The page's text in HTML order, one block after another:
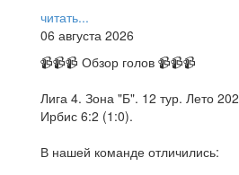
читать...
06 августа 2026
📹📹📹 Обзор голов 📹📹📹
Лига 4. Зона "Б". 12 тур. Лето
Ирбис 6:2 (1:0).
В нашей команде отличились: